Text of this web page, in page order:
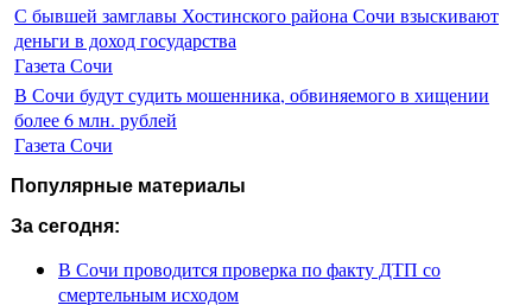
С бывшей замглавы Хостинского района Сочи взыскивают
деньги в доход государства
Газета Сочи
В Сочи будут судить мошенника, обвиняемого в хищении
более 6 млн. рублей
Газета Сочи
Популярные материалы
За сегодня:
В Сочи проводится проверка по факту ДТП со
смертельным исходом